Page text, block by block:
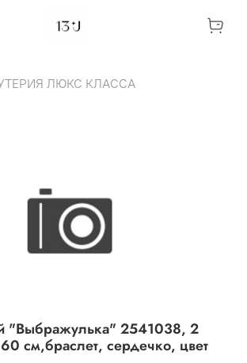
ЛЮКС КЛАССА
"Выбражулька" 2541038, 2
см,браслет, сердечко, цвет